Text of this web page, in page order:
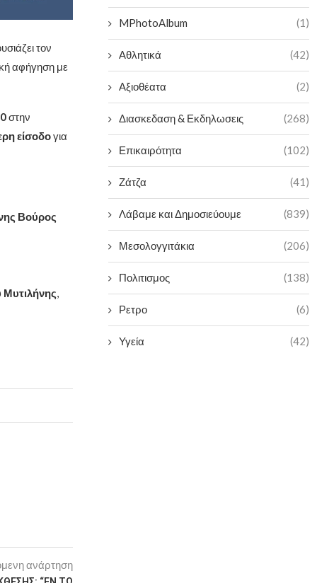
τον
αφήγηση με
στην
είσοδογια
Βούρος
,
ανάρτηση
MPhotoAlbum (1)
Αθλητικά (42)
Αξιοθέατα (2)
Διασκεδαση & Εκδηλωσεις (268)
Επικαιρότητα (102)
Ζάτζα (41)
Λάβαμε και Δημοσιεύουμε (839)
Μεσολογγιτάκια (206)
Πολιτισμος (138)
Ρετρο (6)
Υγεία (42)